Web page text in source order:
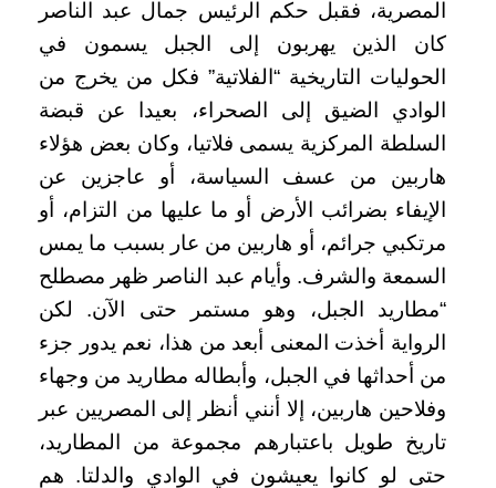
المصرية، فقبل حكم الرئيس جمال عبد الناصر
كان الذين يهربون إلى الجبل يسمون في
الحوليات التاريخية “الفلاتية” فكل من يخرج من
الوادي الضيق إلى الصحراء، بعيدا عن قبضة
السلطة المركزية يسمى فلاتيا، وكان بعض هؤلاء
هاربين من عسف السياسة، أو عاجزين عن
الإيفاء بضرائب الأرض أو ما عليها من التزام، أو
مرتكبي جرائم، أو هاربين من عار بسبب ما يمس
السمعة والشرف. وأيام عبد الناصر ظهر مصطلح
“مطاريد الجبل، وهو مستمر حتى الآن. لكن
الرواية أخذت المعنى أبعد من هذا، نعم يدور جزء
من أحداثها في الجبل، وأبطاله مطاريد من وجهاء
وفلاحين هاربين، إلا أنني أنظر إلى المصريين عبر
تاريخ طويل باعتبارهم مجموعة من المطاريد،
حتى لو كانوا يعيشون في الوادي والدلتا. هم